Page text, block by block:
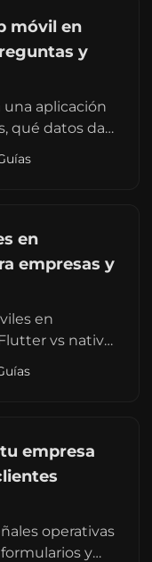
móvil en
y
aplicación
qué datos dar
vs app
en
empresas y
en
vs nativo,
tech y
empresa
operativas
y